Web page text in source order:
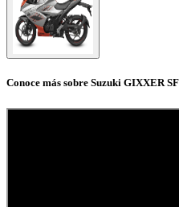
Conoce más sobre Suzuki GIXXER